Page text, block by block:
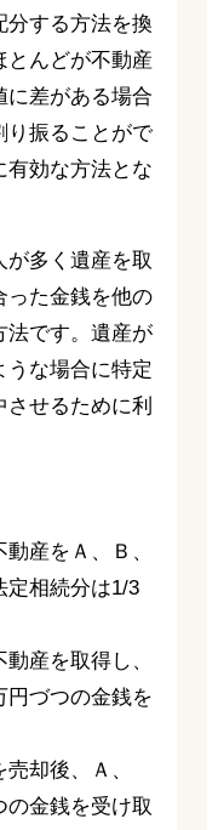
分する方法を換
とんどが不動産
に差がある場合
り振ることがで
有効な方法とな
多く遺産を取
った金銭を他の
法です。遺産が
うな場合に特定
せるために利
産をＡ、Ｂ、
定相続分は1/3
産を取得し、
円づつの金銭を
却後、Ａ、
の金銭を受け取